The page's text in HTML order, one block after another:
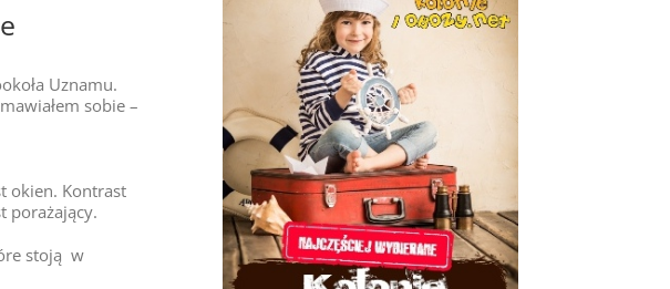
Uznamu.
sobie –
okien. Kontrast
porażający.
stoją w